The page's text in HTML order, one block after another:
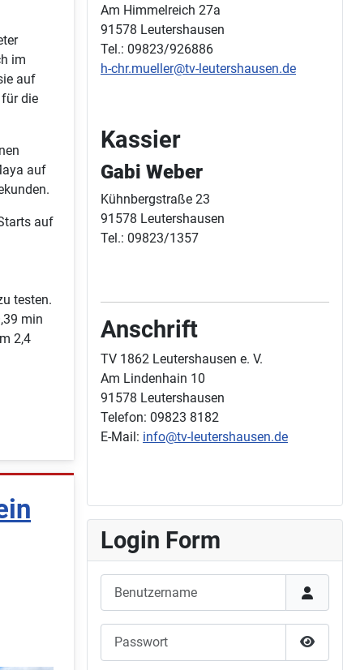
im
auf
die
auf
auf
testen.
min
2,4
Am Himmelreich 27a
91578 Leutershausen
Tel.: 09823/926886
h-chr.mueller@tv-leutershausen.de
Kassier
Gabi Weber
Kühnbergstraße 23
91578 Leutershausen
Tel.: 09823/1357
Anschrift
TV 1862 Leutershausen e. V.
Am Lindenhain 10
91578 Leutershausen
Telefon: 09823 8182
E-Mail: info@tv-leutershausen.de
Login Form